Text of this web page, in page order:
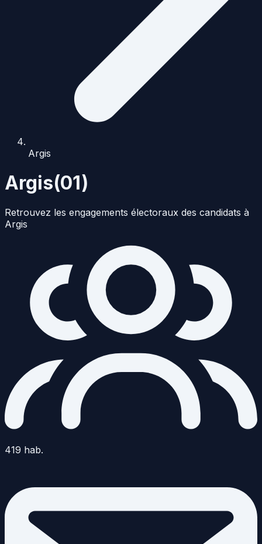
Argis
Argis(01)
Retrouvez les engagements électoraux des candidats à
Argis
419 hab.